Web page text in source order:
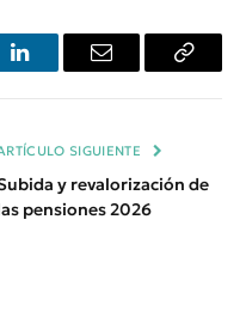
LinkedInEmail
Copiar
SIGUIENTE
y revalorización de
pensiones 2026